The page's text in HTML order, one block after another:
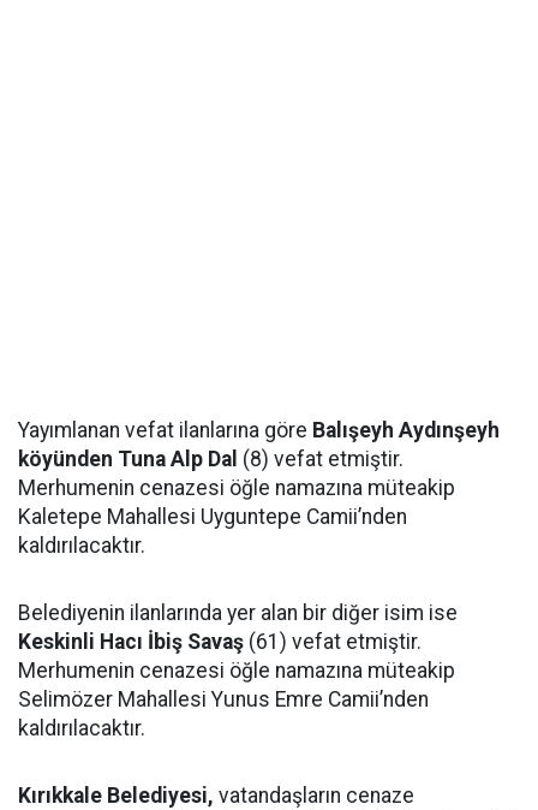
Yayımlanan vefat ilanlarına göre Balışeyh Aydınşeyh
köyünden Tuna Alp Dal (8) vefat etmiştir.
Merhumenin cenazesi öğle namazına müteakip
Kaletepe Mahallesi Uyguntepe Camii’nden
kaldırılacaktır.
Belediyenin ilanlarında yer alan bir diğer isim ise
Keskinli Hacı İbiş Savaş (61) vefat etmiştir.
Merhumenin cenazesi öğle namazına müteakip
Selimözer Mahallesi Yunus Emre Camii’nden
kaldırılacaktır.
Kırıkkale Belediyesi, vatandaşların cenaze